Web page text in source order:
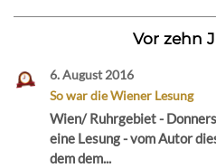
Vor zehn
6. August 2016
So war die Wiener Lesung
Wien/ Ruhrgebiet -
eine Lesung - vom Autor
dem dem...